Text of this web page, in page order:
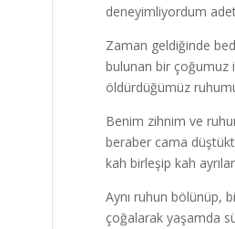
deneyimliyordum
Zaman geldiğinde
bulunan bir çoğumuz
öldürdüğümüz
Benim zihnim ve
beraber cama
kah birleşip kah
Aynı ruhun bölünüp,
çoğalarak yaşamda